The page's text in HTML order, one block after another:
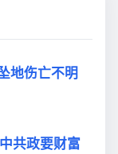
地伤亡不明
共政要财富